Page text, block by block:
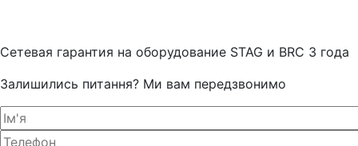
Cетевая гарантия на оборудование STAG и BRC 3 года
Залишились питання? Ми вам передзвонимо